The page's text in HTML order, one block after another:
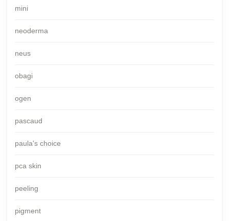
mini
neoderma
neus
obagi
ogen
pascaud
paula's choice
pca skin
peeling
pigment